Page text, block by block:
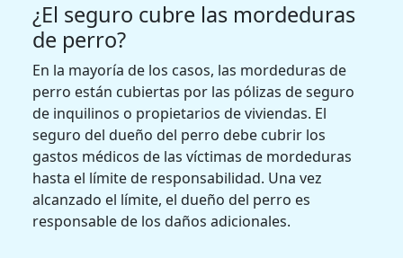
¿El seguro cubre las mordeduras
de perro?
En la mayoría de los casos, las mordeduras de
perro están cubiertas por las pólizas de seguro
de inquilinos o propietarios de viviendas. El
seguro del dueño del perro debe cubrir los
gastos médicos de las víctimas de mordeduras
hasta el límite de responsabilidad. Una vez
alcanzado el límite, el dueño del perro es
responsable de los daños adicionales.